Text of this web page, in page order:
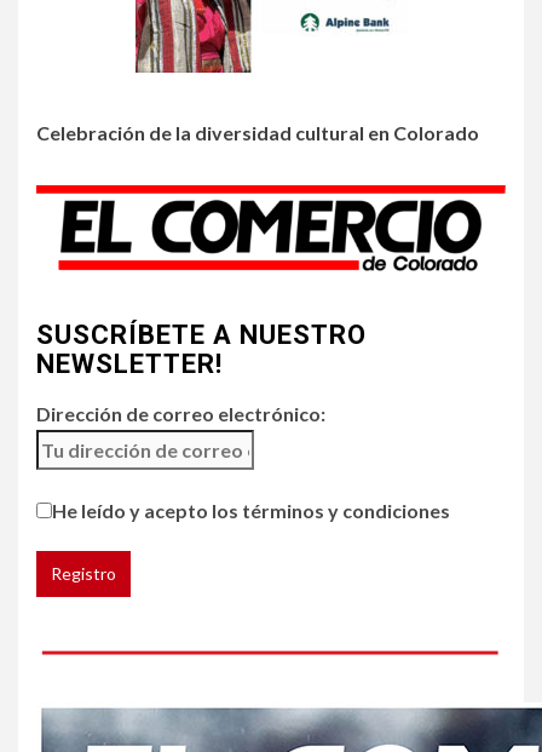
Incendios y mala calidad del
aire amenazan Colorado
3 • ESTADOS UNIDOS
HOGAR Y SALUD
Chipotle retira chiles
jalapeños de varios
restaurantes
HOGAR Y SALUD
Generación Z ignora riesgo
5
Gas radón exige atención de
Celebración de la diversidad cultural en Colorado
SUSCRÍBETE A NUESTRO
NEWSLETTER!
Dirección de correo electrónico:
He leído y acepto los términos y condiciones